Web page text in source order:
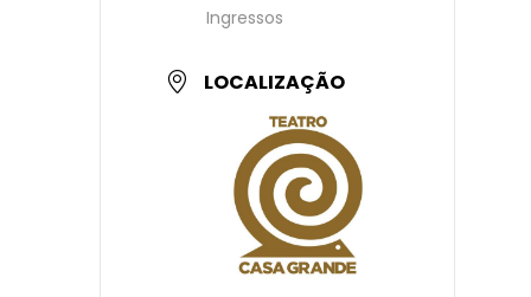
Ingressos
LOCALIZAÇÃO